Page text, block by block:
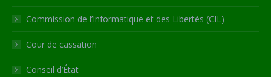
Commission de l’Informatique et des Libertés (CIL)
Cour de cassation
Conseil d’État